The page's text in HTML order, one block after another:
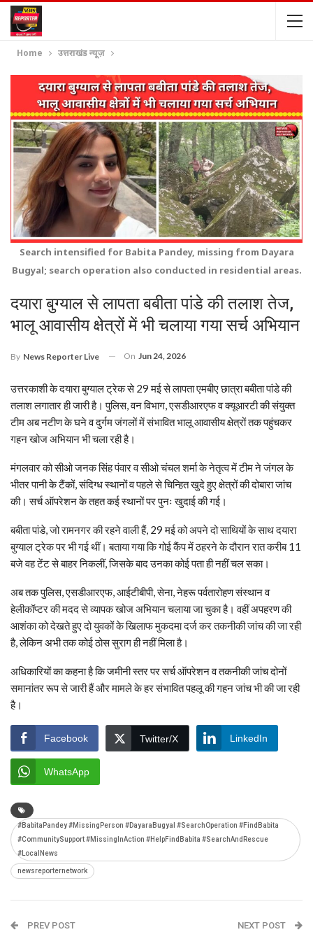
Home उत्तराखंड न्यूज़
Search intensified for Babita Pandey, missing from Dayara
Bugyal; search operation also conducted in residential areas.
दयारा बुग्याल से लापता बबीता पांडे की तलाश तेज,
भालू आवासीय क्षेत्रों में भी चलाया गया सर्च अभियान
By News Reporter Live On Jun 24, 2026
उत्तरकाशी के दयारा बुग्याल ट्रेक से 29 मई से लापता एमबीए छात्रा बबीता पांडे की
तलाश लगातार ही जारी है। पुलिस, वन विभाग, एसडीआरएफ व क्यूआरटी की संयुक्त
टीम अब नटीण के घने व दुर्गम जंगलों में संभावित भालू आवासीय क्षेत्रों तक पहुंचकर
गहन खोज अभियान भी चला रही है।
मंगलवार को सीओ जनक सिंह पंवार व सीओ चंचल शर्मा के नेतृत्व में टीम ने जंगल के
भीतर पानी के टैंकों, संदिग्ध स्थानों व पहले से चिन्हित खुदे हुए क्षेत्रों की दोबारा जांच
की। सर्च ऑपरेशन के तहत कई स्थानों पर पुनः खुदाई की गई।
बबीता पांडे, जो रामनगर की रहने वाली हैं, 29 मई को अपने दो साथियों के साथ दयारा
बुग्याल ट्रेक पर भी गई थीं। बताया गया कि गोई कैंप में ठहरने के दौरान रात करीब 11
बजे वह टेंट से बाहर निकलीं, जिसके बाद उनका कोई पता ही नहीं चल सका।
अब तक पुलिस, एसडीआरएफ, आईटीबीपी, सेना, नेहरू पर्वतारोहण संस्थान व
हेलीकॉप्टर की मदद से व्यापक खोज अभियान चलाया जा चुका है। वहीं अपहरण की
आशंका को देखते हुए दो युवकों के खिलाफ मुकदमा दर्ज कर तकनीकी जांच की जा रही
है, लेकिन अभी तक कोई ठोस सुराग ही नहीं मिला है।
अधिकारियों का कहना है कि जमीनी स्तर पर सर्च ऑपरेशन व तकनीकी जांच दोनों
समानांतर रूप से जारी हैं और मामले के हर संभावित पहलू की गहन जांच भी की जा रही
है।
Facebook Twitter/X LinkedIn
WhatsApp
#BabitaPandey #MissingPerson #DayaraBugyal #SearchOperation #FindBabita
#CommunitySupport #MissingInAction #HelpFindBabita #SearchAndRescue
#LocalNews
newsreporternetwork
PREV POST NEXT POST